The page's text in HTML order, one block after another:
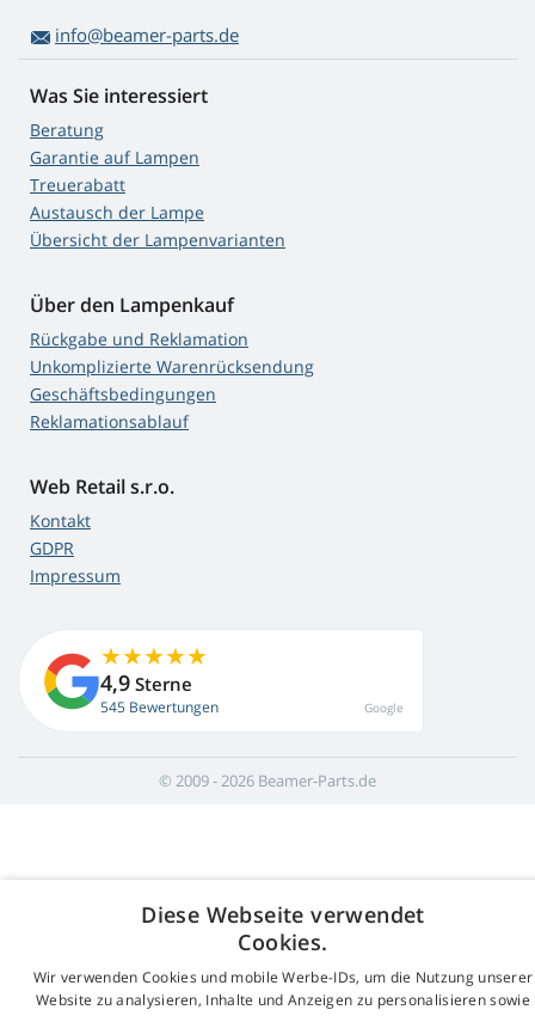
info@beamer-parts.de
Was Sie interessiert
Beratung
Garantie auf Lampen
Treuerabatt
Austausch der Lampe
Übersicht der Lampenvarianten
Über den Lampenkauf
Rückgabe und Reklamation
Unkomplizierte Warenrücksendung
Geschäftsbedingungen
Reklamationsablauf
Web Retail s.r.o.
Kontakt
GDPR
Impressum
4,9 Sterne
545 Bewertungen Google
© 2009 - 2026 Beamer-Parts.de
Diese Webseite verwendet
Cookies.
Wir verwenden Cookies und mobile Werbe-IDs, um die Nutzung unserer
Website zu analysieren, Inhalte und Anzeigen zu personalisieren sowie